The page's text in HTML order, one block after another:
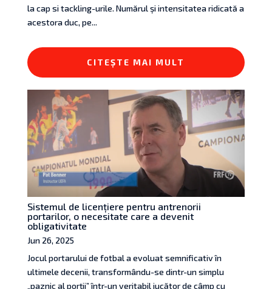
la cap si tackling-urile. Numărul și intensitatea ridicată a
acestora duc, pe...
CITEȘTE MAI MULT
Sistemul de licențiere pentru antrenorii
portarilor, o necesitate care a devenit
obligativitate
Jun 26, 2025
Jocul portarului de fotbal a evoluat semnificativ în
ultimele decenii, transformându-se dintr-un simplu
„paznic al porții” într-un veritabil jucător de câmp cu